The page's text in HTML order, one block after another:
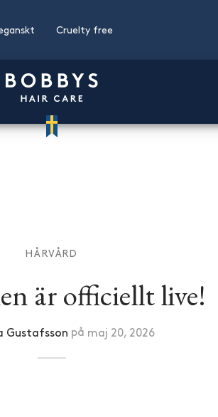
Cruelty free
HÅRVÅRD
är officiellt live!
Gustafsson på maj 20, 2026